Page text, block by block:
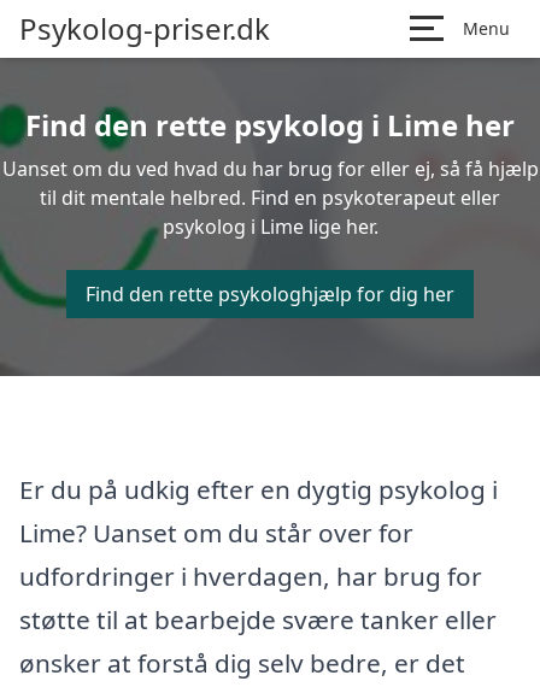
Psykolog-priser.dk Menu
Find den rette psykolog i Lime her
Uanset om du ved hvad du har brug for eller ej, så få hjælp
til dit mentale helbred. Find en psykoterapeut eller
psykolog i Lime lige her.
Find den rette psykologhjælp for dig her
Er du på udkig efter en dygtig psykolog i
Lime? Uanset om du står over for
udfordringer i hverdagen, har brug for
støtte til at bearbejde svære tanker eller
ønsker at forstå dig selv bedre, er det